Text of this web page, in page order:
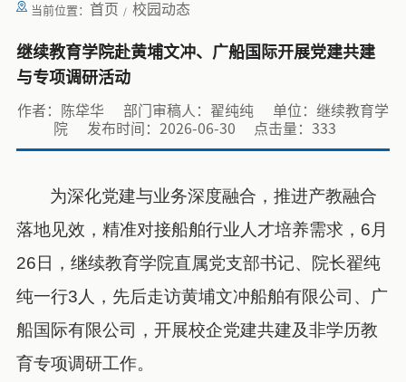
当前位置： 首页 校园动态
继续教育学院赴黄埔文冲、广船国际开展党建共建
与专项调研活动
作者：陈牮华 部门审稿人：翟纯纯
单位：继续教育学
院
发布时间：2026-06-30 点击量：333
为深化党建与业务深度融合，推进产教融合
落地见效，精准对接船舶行业人才培养需求，6月
26日，继续教育学院直属党支部书记、院长翟纯
纯一行3人，先后走访黄埔文冲船舶有限公司、广
船国际有限公司，开展校企党建共建及非学历教
育专项调研工作。